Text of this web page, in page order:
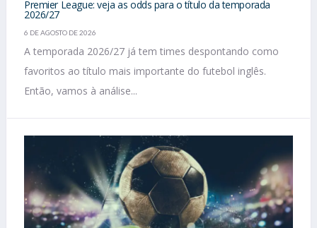
Premier League: veja as odds para o título da temporada
2026/27
6 DE AGOSTO DE 2026
A temporada 2026/27 já tem times despontando como
favoritos ao título mais importante do futebol inglês.
Então, vamos à análise...